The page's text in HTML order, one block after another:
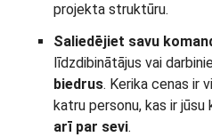
projekta struktūru.
Saliedējiet savu
līdzdibinātājus vai
biedrus. Kerika cenas ir
katru personu, kas ir
arī par sevi.